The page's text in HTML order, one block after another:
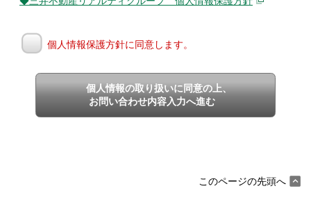
個人情報保護方針に同意します。
個人情報の取り扱いに同意の上、
お問い合わせ内容入力へ進む
このページの先頭へ